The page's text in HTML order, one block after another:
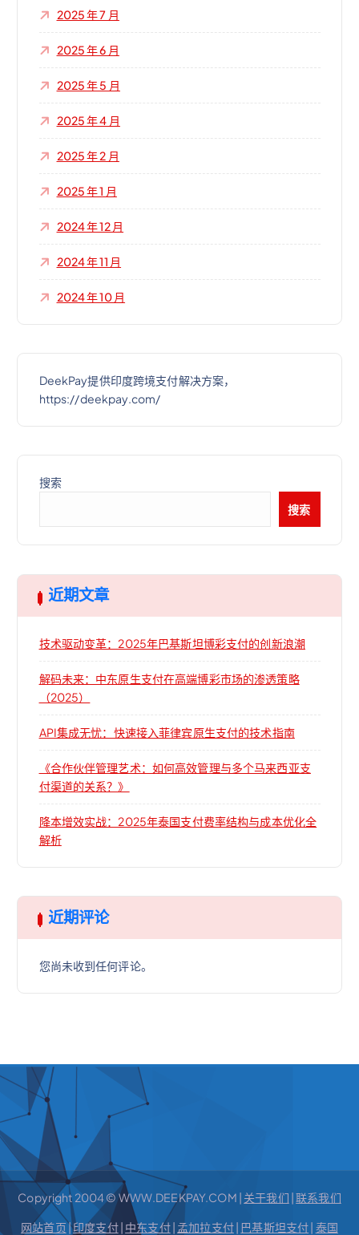
2025 年 7 月
2025 年 6 月
2025 年 5 月
2025 年 4 月
2025 年 2 月
2025 年 1 月
2024 年 12 月
2024 年 11 月
2024 年 10 月
DeekPay提供印度跨境支付解决方案，
https://deekpay.com/
搜索
搜索
近期文章
技术驱动变革：2025年巴基斯坦博彩支付的创新浪潮
解码未来：中东原生支付在高端博彩市场的渗透策略
（2025）
API集成无忧：快速接入菲律宾原生支付的技术指南
《合作伙伴管理艺术：如何高效管理与多个马来西亚支
付渠道的关系？》
降本增效实战：2025年泰国支付费率结构与成本优化全
解析
近期评论
您尚未收到任何评论。
Copyright 2004 © WWW.DEEKPAY.COM | 关于我们 |联系我们
网站首页|印度支付| 中东支付| 孟加拉支付| 巴基斯坦支付| 泰国